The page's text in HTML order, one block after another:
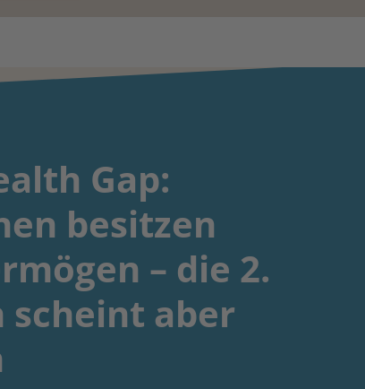
Gap:
besitzen
– die 2.
scheint aber